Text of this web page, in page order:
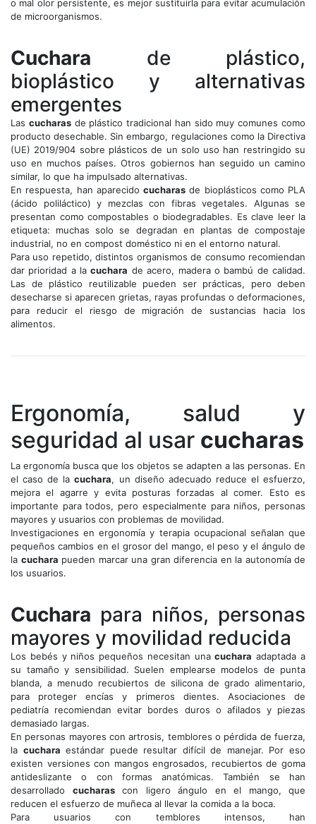
o mal olor persistente, es mejor sustituirla para evitar acumulación
de microorganismos.
Cuchara de plástico,
bioplástico y alternativas
emergentes
Las cucharasde plástico tradicional han sido muy comunes como
producto desechable. Sin embargo, regulaciones como la Directiva
(UE) 2019/904 sobre plásticos de un solo uso han restringido su
uso en muchos países. Otros gobiernos han seguido un camino
similar, lo que ha impulsado alternativas.
En respuesta, han aparecido cucharas de bioplásticos como PLA
(ácido poliláctico) y mezclas con fibras vegetales. Algunas se
presentan como compostables o biodegradables. Es clave leer la
etiqueta: muchas solo se degradan en plantas de compostaje
industrial, no en compost doméstico ni en el entorno natural.
Para uso repetido, distintos organismos de consumo recomiendan
dar prioridad a lacuchara de acero, madera o bambú de calidad.
Las de plástico reutilizable pueden ser prácticas, pero deben
desecharse si aparecen grietas, rayas profundas o deformaciones,
para reducir el riesgo de migración de sustancias hacia los
alimentos.
Ergonomía, salud y
seguridad al usar cucharas
La ergonomía busca que los objetos se adapten a las personas. En
el caso de lacuchara, un diseño adecuado reduce el esfuerzo,
mejora el agarre y evita posturas forzadas al comer. Esto es
importante para todos, pero especialmente para niños, personas
mayores y usuarios con problemas de movilidad.
Investigaciones en ergonomía y terapia ocupacional señalan que
pequeños cambios en el grosor del mango, el peso y el ángulo de
la cuchara pueden marcar una gran diferencia en la autonomía de
los usuarios.
Cuchara para niños, personas
mayores y movilidad reducida
Los bebés y niños pequeños necesitan unacuchara adaptada a
su tamaño y sensibilidad. Suelen emplearse modelos de punta
blanda, a menudo recubiertos de silicona de grado alimentario,
para proteger encías y primeros dientes. Asociaciones de
pediatría recomiendan evitar bordes duros o afilados y piezas
demasiado largas.
En personas mayores con artrosis, temblores o pérdida de fuerza,
la cuchara estándar puede resultar difícil de manejar. Por eso
existen versiones con mangos engrosados, recubiertos de goma
antideslizante o con formas anatómicas. También se han
desarrollado cucharascon ligero ángulo en el mango, que
reducen el esfuerzo de muñeca al llevar la comida a la boca.
Para usuarios con temblores intensos, han